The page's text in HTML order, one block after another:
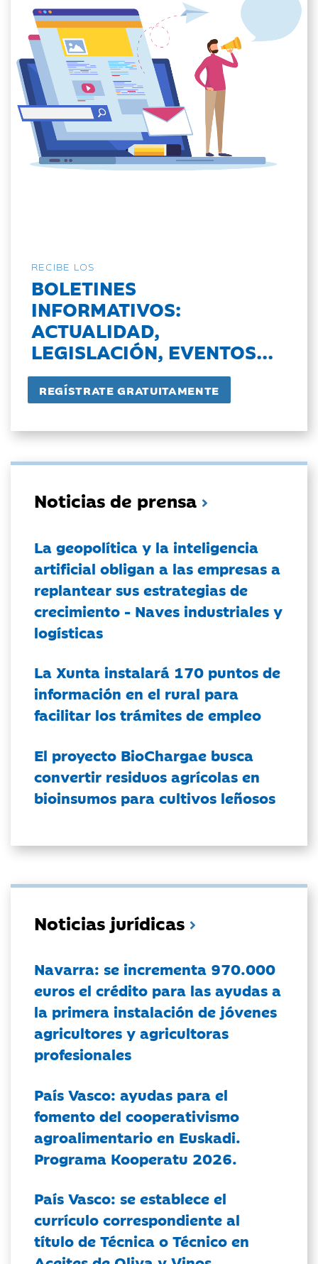
RECIBE LOS
BOLETINES
INFORMATIVOS:
ACTUALIDAD,
LEGISLACIÓN, EVENTOS...
Noticias de prensa
La geopolítica y la inteligencia
artificial obligan a las empresas a
replantear sus estrategias de
crecimiento - Naves industriales y
logísticas
La Xunta instalará 170 puntos de
información en el rural para
facilitar los trámites de empleo
El proyecto BioChargae busca
convertir residuos agrícolas en
bioinsumos para cultivos leñosos
Noticias jurídicas
Navarra: se incrementa 970.000
euros el crédito para las ayudas a
la primera instalación de jóvenes
agricultores y agricultoras
profesionales
País Vasco: ayudas para el
fomento del cooperativismo
agroalimentario en Euskadi.
Programa Kooperatu 2026.
País Vasco: se establece el
currículo correspondiente al
título de Técnica o Técnico en